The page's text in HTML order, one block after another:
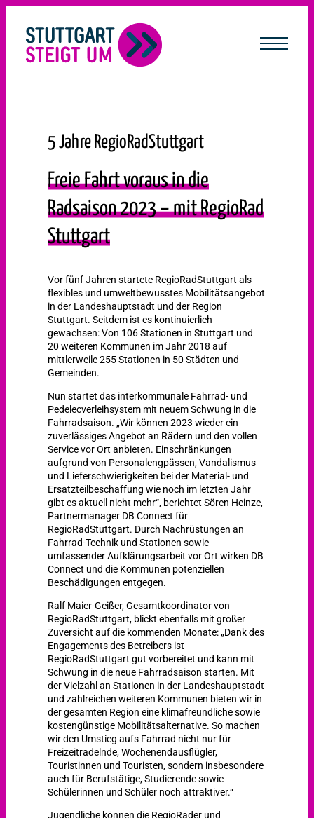
5 Jahre RegioRadStuttgart
Freie Fahrt voraus in die
Radsaison 2023 – mit RegioRad
Stuttgart
Vor fünf Jahren startete RegioRadStuttgart als
flexibles und umweltbewusstes Mobilitätsangebot
in der Landeshauptstadt und der Region
Stuttgart. Seitdem ist es kontinuierlich
gewachsen: Von 106 Stationen in Stuttgart und
20 weiteren Kommunen im Jahr 2018 auf
mittlerweile 255 Stationen in 50 Städten und
Gemeinden.
Nun startet das interkommunale Fahrrad- und
Pedelecverleihsystem mit neuem Schwung in die
Fahrradsaison. „Wir können 2023 wieder ein
zuverlässiges Angebot an Rädern und den vollen
Service vor Ort anbieten. Einschränkungen
aufgrund von Personalengpässen, Vandalismus
und Lieferschwierigkeiten bei der Material- und
Ersatzteilbeschaffung wie noch im letzten Jahr
gibt es aktuell nicht mehr“, berichtet Sören Heinze,
Partnermanager DB Connect für
RegioRadStuttgart. Durch Nachrüstungen an
Fahrrad-Technik und Stationen sowie
umfassender Aufklärungsarbeit vor Ort wirken DB
Connect und die Kommunen potenziellen
Beschädigungen entgegen.
Ralf Maier-Geißer, Gesamtkoordinator von
RegioRadStuttgart, blickt ebenfalls mit großer
Zuversicht auf die kommenden Monate: „Dank des
Engagements des Betreibers ist
RegioRadStuttgart gut vorbereitet und kann mit
Schwung in die neue Fahrradsaison starten. Mit
der Vielzahl an Stationen in der Landeshauptstadt
und zahlreichen weiteren Kommunen bieten wir in
der gesamten Region eine klimafreundliche sowie
kostengünstige Mobilitätsalternative. So machen
wir den Umstieg aufs Fahrrad nicht nur für
Freizeitradelnde, Wochenendausflügler,
Touristinnen und Touristen, sondern insbesondere
auch für Berufstätige, Studierende sowie
Schülerinnen und Schüler noch attraktiver.“
Jugendliche können die RegioRäder und